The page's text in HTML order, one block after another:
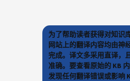
为了帮助读者获得对知识
网站上的翻译内容均由神
完成。译文多采用直译，
准确。要查看原始的 KB
发现任何翻译错误或影响